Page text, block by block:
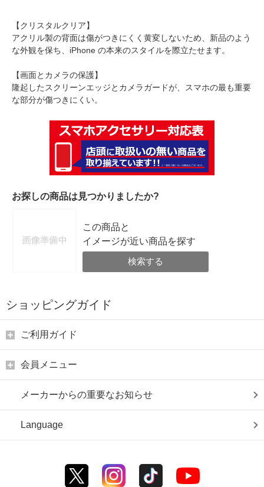
【クリスタルクリア】
アクリル製の背面は傷がつきにくく黄変しないため、新品のよう
な外観を保ち、iPhone の本来のスタイルを際立たせます。
【画面とカメラの保護】
隆起したスクリーンエッジとカメラガードが、スマホの最も重要
な部分が傷つきにくい。
お探しの商品は見つかりましたか?
この商品と
イメージが近い商品を探す
検索する
ショッピングガイド
ご利用ガイド
会員メニュー
メーカーからの重要なお知らせ
Language